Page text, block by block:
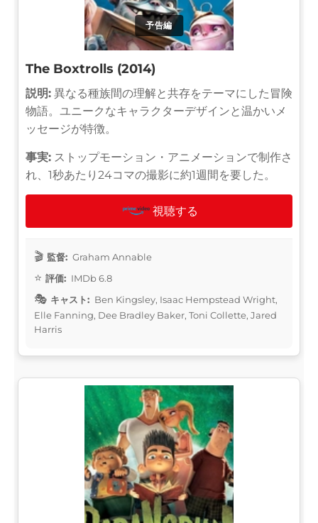
予告編
The Boxtrolls (2014)
説明: 異なる種族間の理解と共存をテーマにした冒険
物語。ユニークなキャラクターデザインと温かいメ
ッセージが特徴。
事実: ストップモーション・アニメーションで制作さ
れ、1秒あたり24コマの撮影に約1週間を要した。
視聴する
監督: Graham Annable
評価: IMDb 6.8
キャスト: Ben Kingsley, Isaac Hempstead Wright,
Elle Fanning, Dee Bradley Baker, Toni Collette, Jared
Harris